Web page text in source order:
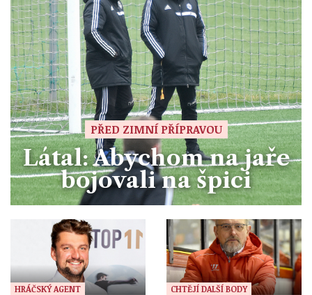
PŘED ZIMNÍ PŘÍPRAVOU
Látal: Abychom na jaře
bojovali na špici
HRÁČSKÝ AGENT CHTĚJÍ DALŠÍ BODY